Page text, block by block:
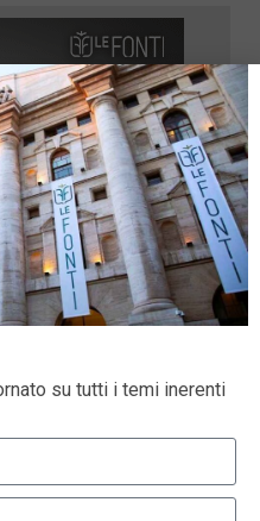
su tutti i temi inerenti